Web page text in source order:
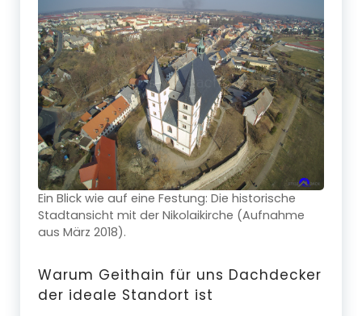
Ein Blick wie auf eine Festung: Die historische
Stadtansicht mit der Nikolaikirche (Aufnahme
aus März 2018).
Warum Geithain für uns Dachdecker
der ideale Standort ist